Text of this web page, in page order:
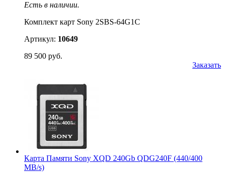
Есть в наличии.
Комплект карт Sony 2SBS-64G1C
Артикул: 10649
89 500 руб.
Заказать
Карта Памяти Sony XQD 240Gb QDG240F (440/400
MB/s)